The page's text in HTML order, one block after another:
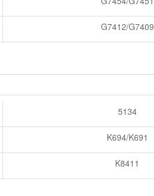
G7412/G7409
5134
K694/K691
K8411